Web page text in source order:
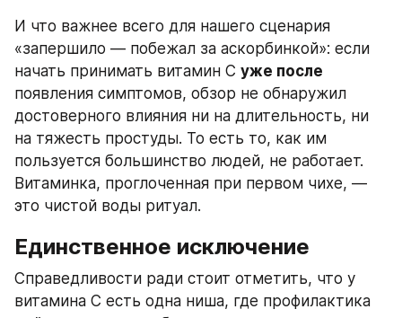
И что важнее всего для нашего сценария
«запершило — побежал за аскорбинкой»: если
начать принимать витамин C уже после
появления симптомов, обзор не обнаружил
достоверного влияния ни на длительность, ни
на тяжесть простуды. То есть то, как им
пользуется большинство людей, не работает.
Витаминка, проглоченная при первом чихе, —
это чистой воды ритуал.
Единственное исключение
Справедливости ради стоит отметить, что у
витамина C есть одна ниша, где профилактика